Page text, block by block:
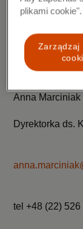
Kontakt dla
Dyrektorka
tel +48 (22) 526
plikami cookie".
Zarządzaj